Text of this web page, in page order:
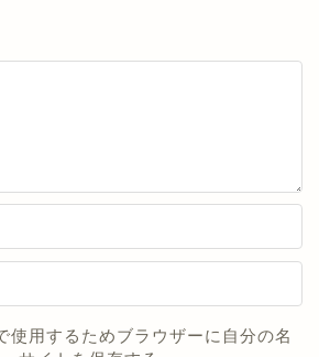
使用するためブラウザーに自分の名